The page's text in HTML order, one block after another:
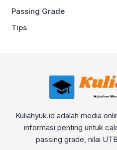
Passing Grade
Tips
Kuliahyuk.id adalah media
informasi penting untuk
passing grade, nilai